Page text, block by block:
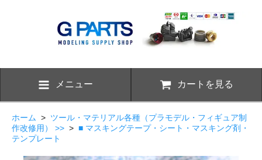
メニュー カートを見る
ホーム > ツール・マテリアル各種（プラモデル・フィギュア制
作改修用） >> > ■ マスキングテープ・シート・マスキング剤・
テンプレート